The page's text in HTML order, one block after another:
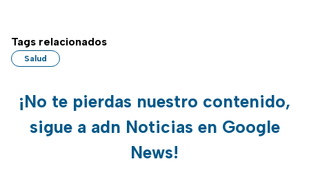
Tags relacionados
Salud
¡No te pierdas nuestro contenido,
sigue a adn Noticias en Google
News!